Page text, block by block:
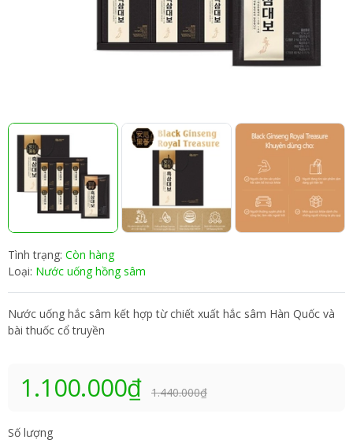
Tình trạng: Còn hàng
Loại: Nước uống hồng sâm
Nước uống hắc sâm kết hợp từ chiết xuất hắc sâm Hàn Quốc và
bài thuốc cổ truyền
1.100.000₫ 1.440.000₫
Số lượng